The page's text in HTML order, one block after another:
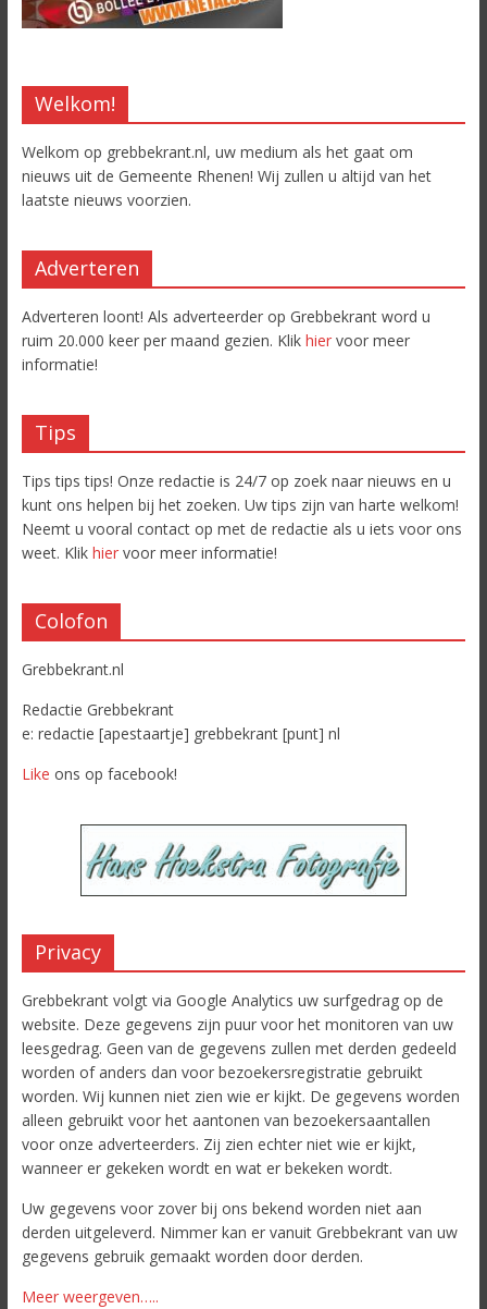
Welkom!
Welkom op grebbekrant.nl, uw medium als het gaat om
nieuws uit de Gemeente Rhenen! Wij zullen u altijd van het
laatste nieuws voorzien.
Adverteren
Adverteren loont! Als adverteerder op Grebbekrant word u
ruim 20.000 keer per maand gezien. Klik hiervoor meer
informatie!
Tips
Tips tips tips! Onze redactie is 24/7 op zoek naar nieuws en u
kunt ons helpen bij het zoeken. Uw tips zijn van harte welkom!
Neemt u vooral contact op met de redactie als u iets voor ons
weet. Klik hiervoor meer informatie!
Colofon
Grebbekrant.nl
Redactie Grebbekrant
e: redactie [apestaartje] grebbekrant [punt] nl
Like ons op facebook!
Privacy
Grebbekrant volgt via Google Analytics uw surfgedrag op de
website. Deze gegevens zijn puur voor het monitoren van uw
leesgedrag. Geen van de gegevens zullen met derden gedeeld
worden of anders dan voor bezoekersregistratie gebruikt
worden. Wij kunnen niet zien wie er kijkt. De gegevens worden
alleen gebruikt voor het aantonen van bezoekersaantallen
voor onze adverteerders. Zij zien echter niet wie er kijkt,
wanneer er gekeken wordt en wat er bekeken wordt.
Uw gegevens voor zover bij ons bekend worden niet aan
derden uitgeleverd. Nimmer kan er vanuit Grebbekrant van uw
gegevens gebruik gemaakt worden door derden.
Meer weergeven…..